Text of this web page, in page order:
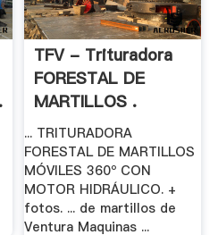
TFV - Trituradora
FORESTAL DE
MARTILLOS .
... TRITURADORA
FORESTAL DE MARTILLOS
MÓVILES 360º CON
MOTOR HIDRÁULICO. +
fotos. ... de martillos de
Ventura Maquinas ...